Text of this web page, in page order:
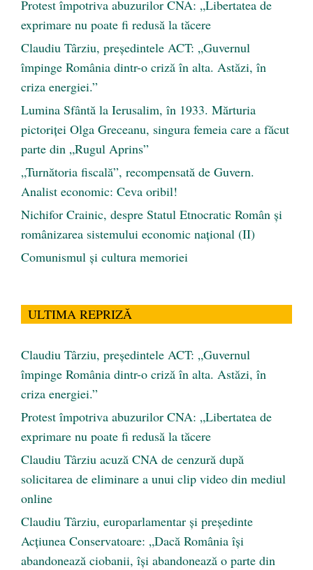
Protest împotriva abuzurilor CNA: „Libertatea de
exprimare nu poate fi redusă la tăcere
Claudiu Târziu, președintele ACT: „Guvernul
împinge România dintr-o criză în alta. Astăzi, în
criza energiei.”
Lumina Sfântă la Ierusalim, în 1933. Mărturia
pictoriței Olga Greceanu, singura femeia care a făcut
parte din „Rugul Aprins”
„Turnătoria fiscală”, recompensată de Guvern.
Analist economic: Ceva oribil!
Nichifor Crainic, despre Statul Etnocratic Român şi
românizarea sistemului economic naţional (II)
Comunismul şi cultura memoriei
ULTIMA REPRIZĂ
Claudiu Târziu, președintele ACT: „Guvernul
împinge România dintr-o criză în alta. Astăzi, în
criza energiei.”
Protest împotriva abuzurilor CNA: „Libertatea de
exprimare nu poate fi redusă la tăcere
Claudiu Târziu acuză CNA de cenzură după
solicitarea de eliminare a unui clip video din mediul
online
Claudiu Târziu, europarlamentar și președinte
Acțiunea Conservatoare: „Dacă România își
abandonează ciobanii, își abandonează o parte din